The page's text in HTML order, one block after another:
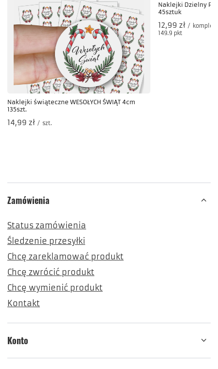
Naklejki świąteczne WESOŁYCH ŚWIĄT 4cm
135szt.
14,99 zł / szt.
Naklejki Dzielny
45sztuk
12,99 zł / komplet
149.9 pkt
Zamówienia
Status zamówienia
Śledzenie przesyłki
Chcę zareklamować produkt
Chcę zwrócić produkt
Chcę wymienić produkt
Kontakt
Konto